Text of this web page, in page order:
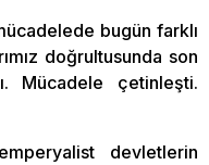
bugün farklı
doğrultusunda son
Mücadele çetinleşti.
devletlerin